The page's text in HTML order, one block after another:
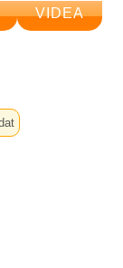
VIDEA